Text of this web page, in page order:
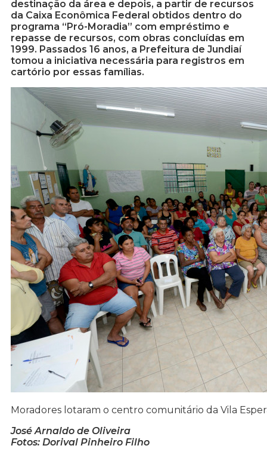
destinação da área e depois, a partir de recursos
da Caixa Econômica Federal obtidos dentro do
programa “Pró-Moradia” com empréstimo e
repasse de recursos, com obras concluídas em
1999. Passados 16 anos, a Prefeitura de Jundiaí
tomou a iniciativa necessária para registros em
cartório por essas famílias.
Moradores lotaram o centro comunitário da Vila
José Arnaldo de Oliveira
Fotos: Dorival Pinheiro Filho